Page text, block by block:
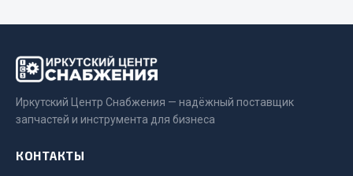
Показать ещё
Весь раздел
Запчасти Урал
Иркутский Центр Снабжения — надёжный поставщик
запчастей и инструмента для бизнеса
КОНТАКТЫ